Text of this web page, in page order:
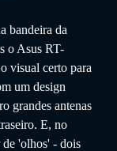
bandeira da
o Asus RT-
visual certo para
um design
grandes antenas
E, no
'olhos' - dois